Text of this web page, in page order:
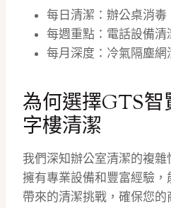
每日清潔：辦公桌消
每週重點：電話設備
每月深度：冷氣隔塵
為何選擇GTS智
字樓清潔
我們深知辦公室清潔的複
擁有專業設備和豐富經驗
帶來的清潔挑戰，確保您